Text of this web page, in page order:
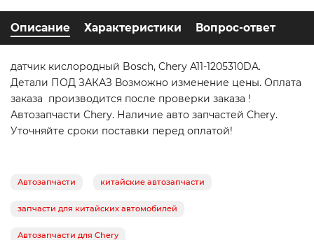
Описание Характеристики Вопрос-ответ
датчик кислородный Bosch, Chery A11-1205310DA.
Детали ПОД ЗАКАЗ Возможно изменение цены. Оплата
заказа производится после проверки заказа !
Автозапчасти Chery. Наличие авто запчастей Chery.
Уточняйте сроки поставки перед оплатой!
Автозапчасти китайские автозапчасти
запчасти для китайских автомобилей
Автозапчасти для Chery